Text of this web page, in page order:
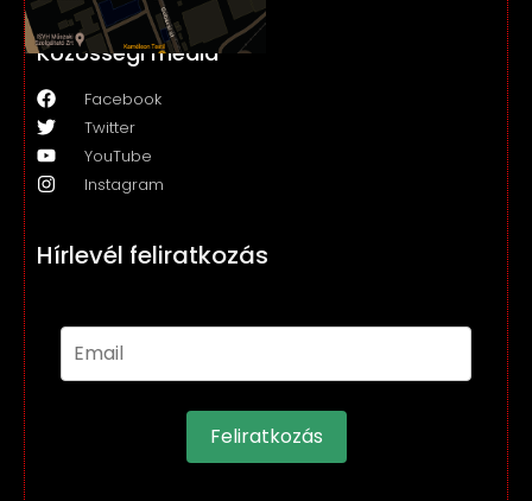
Közösségi média
Facebook
Twitter
YouTube
Instagram
Hírlevél feliratkozás
Feliratkozás